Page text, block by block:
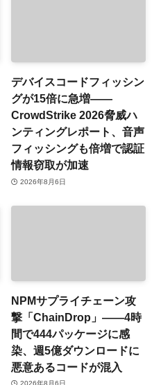
デバイスコードフィッシン
グが15倍に急増——
CrowdStrike 2026脅威ハ
ンティングレポート、音声
フィッシングも倍増で認証
情報窃取が加速
2026年8月6日
NPMサプライチェーン攻
撃「ChainDrop」——4時
間で444パッケージに感
染、週5億ダウンロードに
悪意あるコードが混入
2026年8月6日